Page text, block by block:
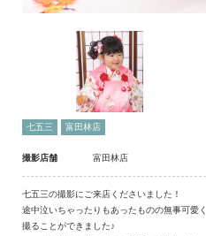
七五三 富田林店
撮影店舗 富田林店
七五三の撮影にご来店くださいました！
途中泣いちゃったりもあったものの無事可愛く
撮ることができました♪